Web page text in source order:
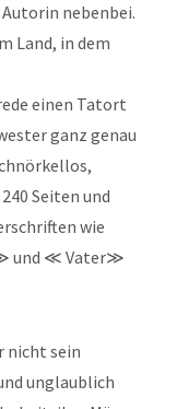
nebenbei.
Land, in dem
einen Tatort
ganz genau
Seiten und
wie
und ≪ Vater≫
nicht sein
unglaublich